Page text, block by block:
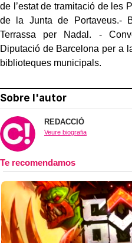
de l’estat de tramitació de les
de la Junta de Portaveus.-
Terrassa per Nadal. -
Diputació de Barcelona per a
biblioteques municipals.
Sobre l'autor
REDACCIÓ
Veure biografia